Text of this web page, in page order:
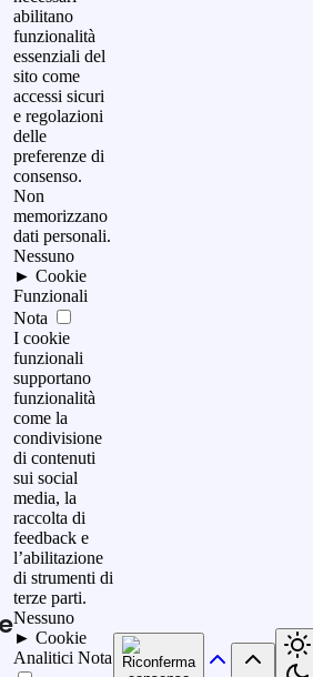
abilitano
funzionalità
essenziali del
sito come
accessi sicuri
e regolazioni
delle
preferenze di
consenso.
Non
memorizzano
dati personali.
Nessuno
► Cookie
Funzionali
Nota
I cookie
funzionali
supportano
funzionalità
come la
condivisione
di contenuti
sui social
media, la
raccolta di
feedback e
l’abilitazione
di strumenti di
terze parti.
Nessuno
► Cookie
Analitici Nota